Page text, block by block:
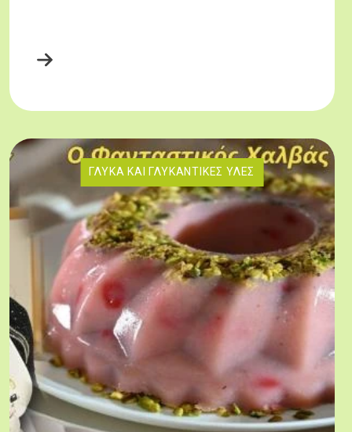
ΓΛΥΚΆ ΚΑΙ ΓΛΥΚΑΝΤΙΚΈΣ ΎΛΕΣ